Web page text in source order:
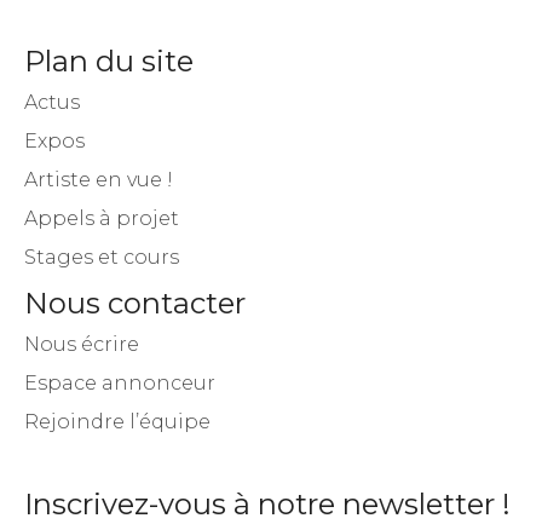
Plan du site
Actus
Expos
Artiste en vue !
Appels à projet
Stages et cours
Nous contacter
Nous écrire
Espace annonceur
Rejoindre l’équipe
Inscrivez-vous à notre newsletter !